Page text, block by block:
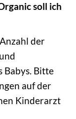
soll ich
der
Babys. Bitte
auf der
Kinderarzt